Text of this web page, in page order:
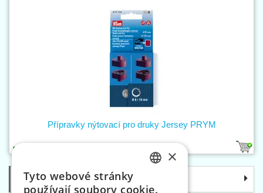
Přípravky nýtovací pro druky Jersey PRYM
Kategorie
×
Tyto webové stránky
používají soubory cookie.